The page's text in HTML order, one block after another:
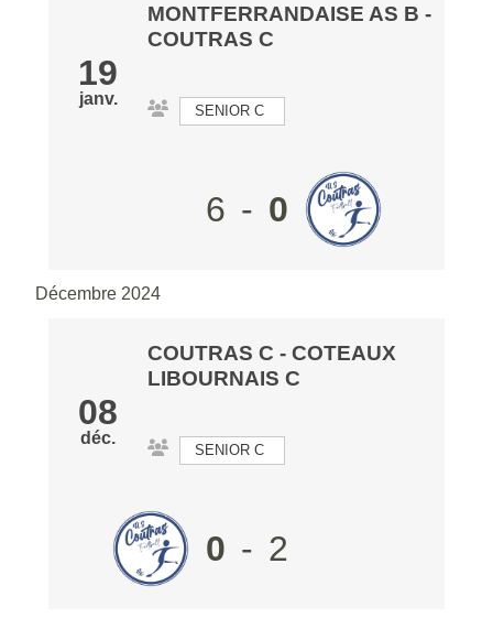
19
janv.
MONTFERRANDAISE AS B -
COUTRAS C
SENIOR C
6 - 0
Décembre 2024
08
déc.
COUTRAS C - COTEAUX
LIBOURNAIS C
SENIOR C
0 - 2